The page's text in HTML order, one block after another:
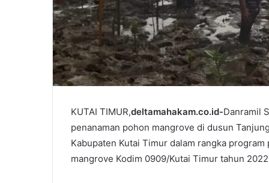
KUTAI TIMUR,deltamahakam.co.id-Danramil
penanaman pohon mangrove di dusun
Kabupaten Kutai Timur dalam rangka
mangrove Kodim 0909/Kutai Timur tahun